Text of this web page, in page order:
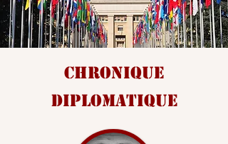
chronique
diplomatique